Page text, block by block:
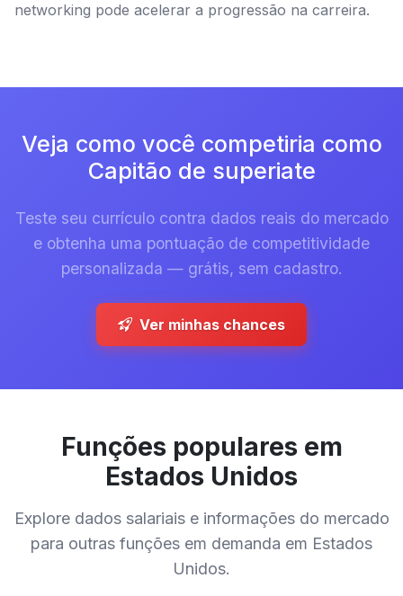
networking pode acelerar a progressão na carreira.
Veja como você competiria como
Capitão de superiate
Teste seu currículo contra dados reais do mercado
e obtenha uma pontuação de competitividade
personalizada — grátis, sem cadastro.
Ver minhas chances
Funções populares em
Estados Unidos
Explore dados salariais e informações do mercado
para outras funções em demanda em Estados
Unidos.